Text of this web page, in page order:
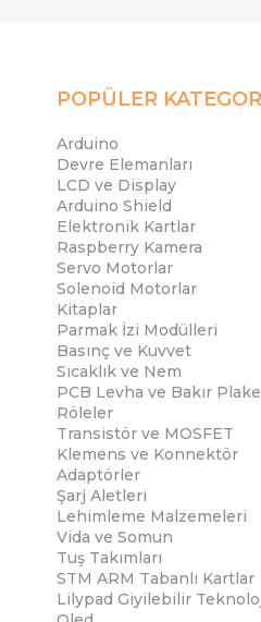
POPÜLER
Arduino
Devre Elemanları
LCD ve Display
Arduino Shield
Elektronik Kartlar
Raspberry Kamera
Servo Motorlar
Solenoid Motorlar
Kitaplar
Parmak İzi Modülleri
Basınç ve Kuvvet
Sıcaklık ve Nem
PCB Levha ve Bakır
Röleler
Transistör ve MOSFET
Klemens ve Konnektör
Adaptörler
Şarj Aletleri
Lehimleme Malzemeleri
Vida ve Somun
Tuş Takımları
STM ARM Tabanlı Kartlar
Lilypad Giyilebilir